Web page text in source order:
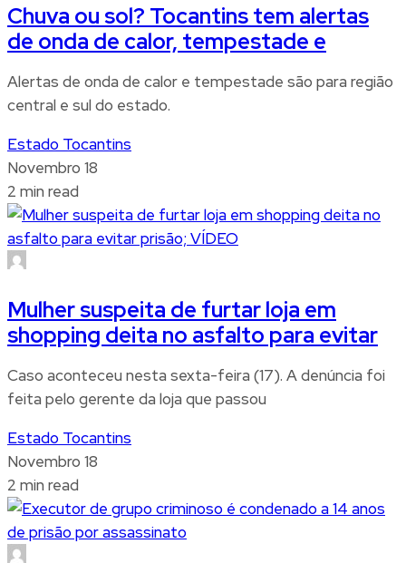
Chuva ou sol? Tocantins tem alertas
de onda de calor, tempestade e
Alertas de onda de calor e tempestade são para região
central e sul do estado.
Estado Tocantins
Novembro 18
2 min read
Mulher suspeita de furtar loja em
shopping deita no asfalto para evitar
Caso aconteceu nesta sexta-feira (17). A denúncia foi
feita pelo gerente da loja que passou
Estado Tocantins
Novembro 18
2 min read